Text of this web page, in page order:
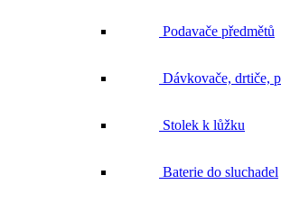
Podavače předmětů
Dávkovače, drtiče,
Stolek k lůžku
Baterie do sluchadel